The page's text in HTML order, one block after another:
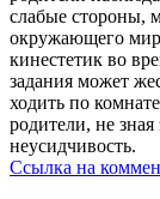
слабые стороны,
окружающего
кинестетик во
задания может
ходить по
родители, не
неусидчивость.
Ссылка на